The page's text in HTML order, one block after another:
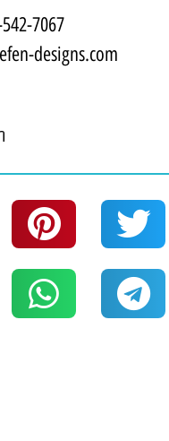
7067
designs.com